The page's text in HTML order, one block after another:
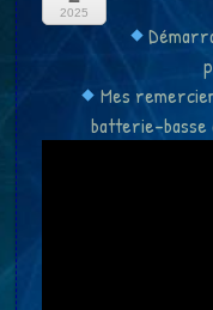
2025
Mes
batterie-basse